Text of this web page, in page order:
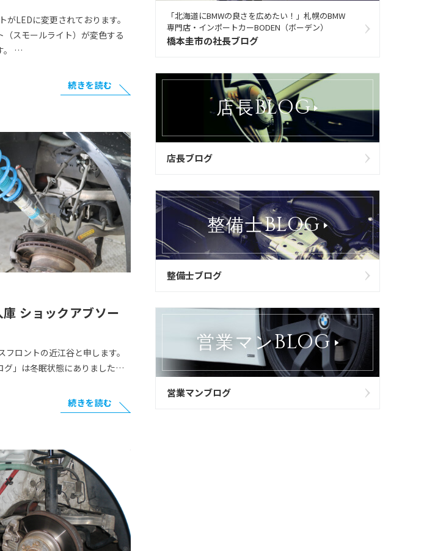
がLEDに変更されております。
スモールライト）が変色する
。 …
続きを読む
ショックアブソー
フロントの近江谷と申します。
グ」は冬眠状態にありました…
続きを読む
「北海道にBMWの良さを広めたい！」札幌のBMW
専門店・インポートカーBODEN（ボーデン）
橋本圭市の社長ブログ
店長BLOG
店長ブログ
整備士BLOG
整備士ブログ
営業マンBLOG
営業マンブログ